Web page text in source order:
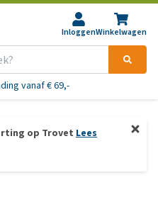
InloggenWinkelwagen
vanaf € 69,-
op Trovet Lees